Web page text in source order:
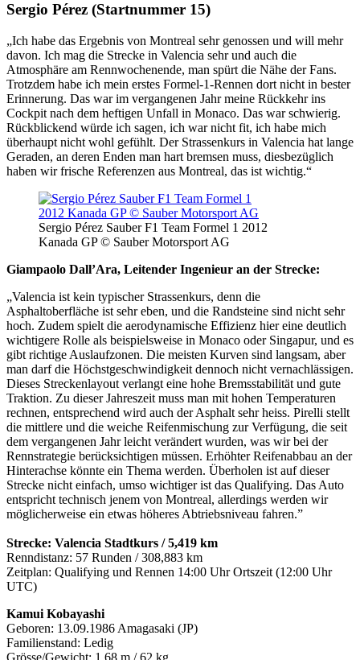
Sergio Pérez (Startnummer 15)
„Ich habe das Ergebnis von Montreal sehr genossen und will mehr
davon. Ich mag die Strecke in Valencia sehr und auch die
Atmosphäre am Rennwochenende, man spürt die Nähe der Fans.
Trotzdem habe ich mein erstes Formel-1-Rennen dort nicht in bester
Erinnerung. Das war im vergangenen Jahr meine Rückkehr ins
Cockpit nach dem heftigen Unfall in Monaco. Das war schwierig.
Rückblickend würde ich sagen, ich war nicht fit, ich habe mich
überhaupt nicht wohl gefühlt. Der Strassenkurs in Valencia hat lange
Geraden, an deren Enden man hart bremsen muss, diesbezüglich
haben wir frische Referenzen aus Montreal, das ist wichtig.“
Sergio Pérez Sauber F1 Team Formel 1 2012
Kanada GP © Sauber Motorsport AG
Giampaolo Dall’Ara, Leitender Ingenieur an der Strecke:
„Valencia ist kein typischer Strassenkurs, denn die
Asphaltoberfläche ist sehr eben, und die Randsteine sind nicht sehr
hoch. Zudem spielt die aerodynamische Effizienz hier eine deutlich
wichtigere Rolle als beispielsweise in Monaco oder Singapur, und es
gibt richtige Auslaufzonen. Die meisten Kurven sind langsam, aber
man darf die Höchstgeschwindigkeit dennoch nicht vernachlässigen.
Dieses Streckenlayout verlangt eine hohe Bremsstabilität und gute
Traktion. Zu dieser Jahreszeit muss man mit hohen Temperaturen
rechnen, entsprechend wird auch der Asphalt sehr heiss. Pirelli stellt
die mittlere und die weiche Reifenmischung zur Verfügung, die seit
dem vergangenen Jahr leicht verändert wurden, was wir bei der
Rennstrategie berücksichtigen müssen. Erhöhter Reifenabbau an der
Hinterachse könnte ein Thema werden. Überholen ist auf dieser
Strecke nicht einfach, umso wichtiger ist das Qualifying. Das Auto
entspricht technisch jenem von Montreal, allerdings werden wir
möglicherweise ein etwas höheres Abtriebsniveau fahren.”
Strecke: Valencia Stadtkurs / 5,419 km
Renndistanz: 57 Runden / 308,883 km
Zeitplan: Qualifying und Rennen 14:00 Uhr Ortszeit (12:00 Uhr
UTC)
Kamui Kobayashi
Geboren: 13.09.1986 Amagasaki (JP)
Familienstand: Ledig